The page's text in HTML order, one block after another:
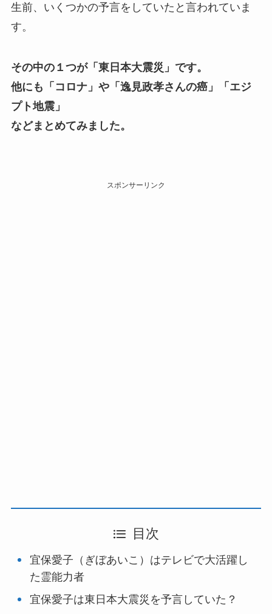
生前、いくつかの予言をしていたと言われていま
す。
その中の１つが「東日本大震災」です。
他にも「コロナ」や「逸見政孝さんの癌」「エジ
プト地震」
などまとめてみました。
スポンサーリンク
目次
宜保愛子（ぎぼあいこ）はテレビで大活躍し
た霊能力者
宜保愛子は東日本大震災を予言していた？